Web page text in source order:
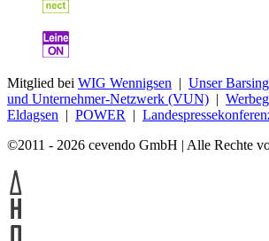
Mitglied bei WIG Wennigsen | Unser
und Unternehmer-Netzwerk (VUN) |
Eldagsen | POWER |
©2011 - 2026 cevendo GmbH | Alle Rechte